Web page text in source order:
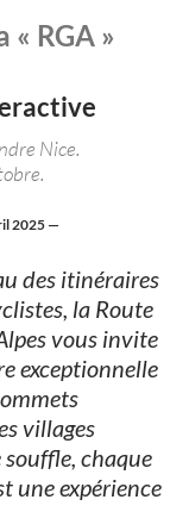
RGA »
Nice.
2025 —
des itinéraires
la Route
vous invite
exceptionnelle
villages
chaque
une expérience